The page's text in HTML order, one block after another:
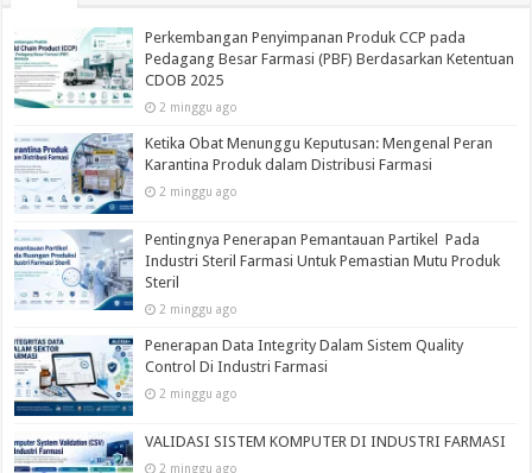
Perkembangan Penyimpanan Produk CCP pada
Pedagang Besar Farmasi (PBF) Berdasarkan Ketentuan
CDOB 2025
2 minggu ago
Ketika Obat Menunggu Keputusan: Mengenal Peran
Karantina Produk dalam Distribusi Farmasi
2 minggu ago
Pentingnya Penerapan Pemantauan Partikel Pada
Industri Steril Farmasi Untuk Pemastian Mutu Produk
Steril
2 minggu ago
Penerapan Data Integrity Dalam Sistem Quality
Control Di Industri Farmasi
2 minggu ago
VALIDASI SISTEM KOMPUTER DI INDUSTRI FARMASI
2 minggu ago